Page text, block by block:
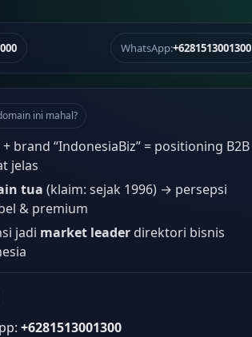
WhatsApp:+6281513001300
ini mahal?
+ brand “IndonesiaBiz” = positioning B2B
jelas
tua (klaim: sejak 1996) → persepsi
& premium
jadi market leader direktori bisnis
+6281513001300